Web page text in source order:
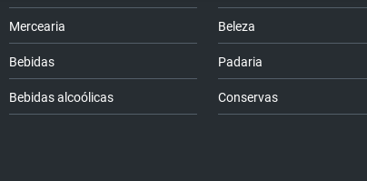
Mercearia
Bebidas
Bebidas alcoólicas
Beleza
Padaria
Conservas